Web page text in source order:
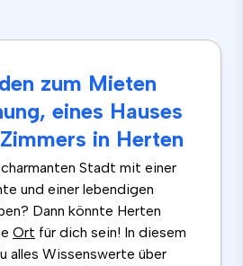
zum Mieten
eines Hauses
in Herten
Stadt mit einer
und einer lebendigen
Dann könnte Herten
Ort für dich sein! In diesem
alles Wissenswerte über